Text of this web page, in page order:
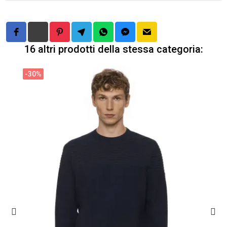
16 altri prodotti della stessa categoria:
-30%